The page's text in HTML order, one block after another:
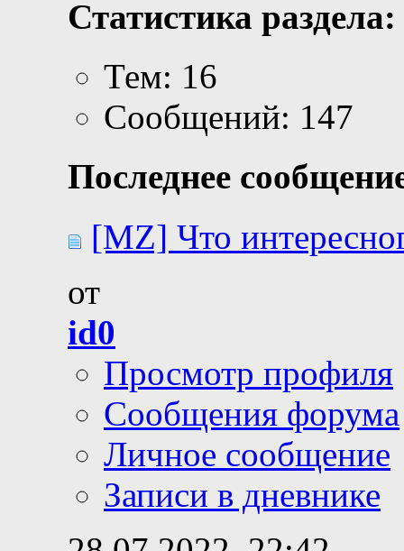
Статистика раздела:
Тем: 16
Сообщений: 147
Последнее
[MZ] Что
от
id0
Просмотр профиля
Сообщения форума
Личное сообщение
Записи в дневнике